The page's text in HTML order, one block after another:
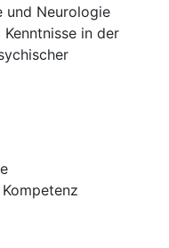
und Neurologie
in der